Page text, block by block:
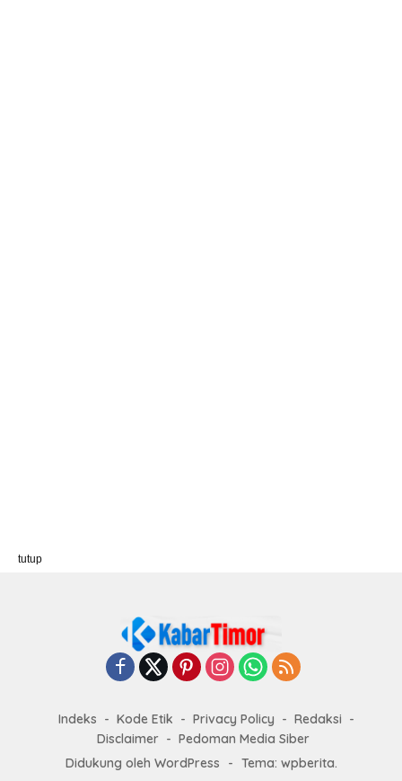
Indeks Kode Etik Privacy Policy
Redaksi
Disclaimer
Pedoman Media Siber
Didukung oleh WordPress
- Tema: wpberita.
tutup